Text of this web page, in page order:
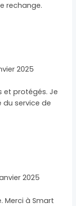
rechange.
2025
et protégés. Je
du service de
2025
Merci à Smart